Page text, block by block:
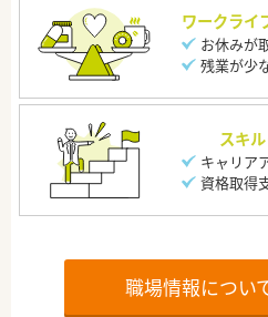
ワークライ
お休みが
残業が少
スキ
キャリア
資格取得
職場情報につい